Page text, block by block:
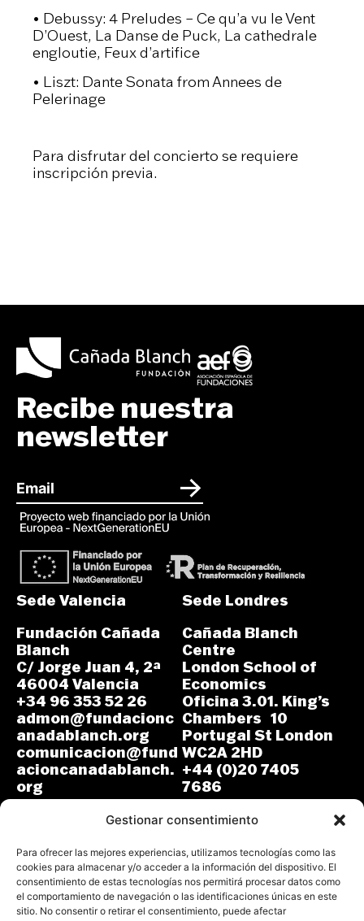
Gestionar consentimiento
Para ofrecer las mejores experiencias, utilizamos tecnologías como las
cookies para almacenar y/o acceder a la información del dispositivo. El
consentimiento de estas tecnologías nos permitirá procesar datos como
el comportamiento de navegación o las identificaciones únicas en este
sitio. No consentir o retirar el consentimiento, puede afectar
•⁠ ⁠Debussy: 4 Preludes – Ce qu’a vu le Vent
D’Ouest, La Danse de Puck, La cathedrale
engloutie, Feux d’artifice
•⁠ ⁠Liszt: Dante Sonata from Annees de
Pelerinage
Para disfrutar del concierto se requiere
inscripción previa.
Recibe nuestra
newsletter
Sede Valencia
Fundación Cañada
Blanch
C/ Jorge Juan 4, 2ª
46004 Valencia
+34 96 353 52 26
admon@fundacionc
anadablanch.org
comunicacion@fund
acioncanadablanch.
org
Sede Londres
Cañada Blanch
Centre
London School of
Economics
Oficina 3.01. King’s
Chambers 10
Portugal St London
WC2A 2HD
+44 (0)20 7405
7686
m.osuna-
vergara@lse.ac.uk